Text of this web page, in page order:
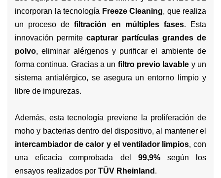
incorporan la tecnología Freeze Cleaning, que realiza
un proceso defiltración en múltiples fases. Esta
innovación permitecapturar partículas grandes de
polvo, eliminar alérgenos y purificar el ambiente de
forma continua. Gracias a un filtro previo lavable y un
sistema antialérgico, se asegura un entorno limpio y
libre de impurezas.
Además, esta tecnología previene la proliferación de
moho y bacterias dentro del dispositivo, al mantener el
intercambiador de calor y el ventilador limpios, con
una eficacia comprobada del 99,9%según los
ensayos realizados por TÜV Rheinland .